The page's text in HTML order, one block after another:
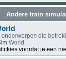
Andere train
onderwerpen die
World.
voordat je een